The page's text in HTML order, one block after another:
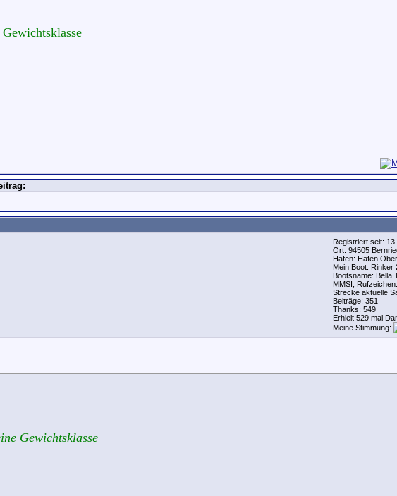
Registriert seit:
Ort: 94505
Hafen: Hafen
Mein Boot: Rinker
Bootsname: Bella
MMSI,
Strecke aktuelle
Beiträge: 351
Thanks: 549
Erhielt 529 mal
Meine Stimmung:
Gewichtsklasse